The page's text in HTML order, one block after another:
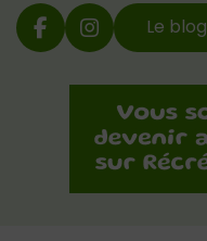
Le blog